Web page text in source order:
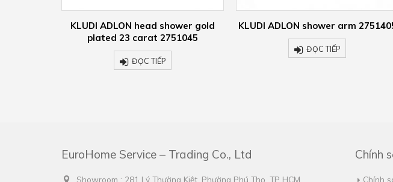
KLUDI ADLON shower arm 2751405
ĐỌC TIẾP
KLUDI ADLON shower set
ĐỌC TIẾP
EuroHome Service – Trading Co., Ltd
Showroom : 281 Lý Thường Kiệt, Phường Phú Thọ, TP HCM
Chính
Chính